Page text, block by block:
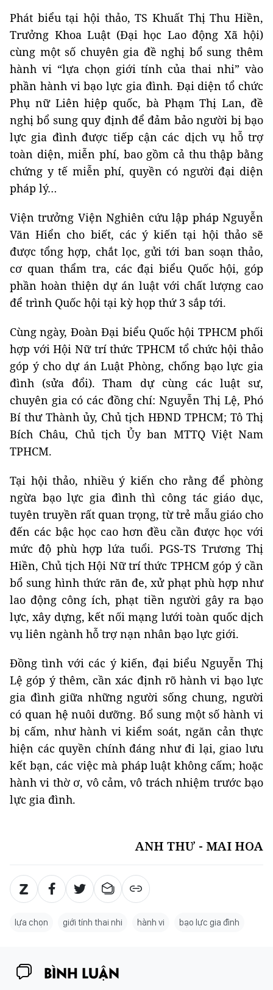
Phát biểu tại hội thảo, TS Khuất Thị Thu Hiền,
Trưởng Khoa Luật (Đại học Lao động Xã hội)
cùng một số chuyên gia đề nghị bổ sung thêm
hành vi “lựa chọn giới tính của thai nhi” vào
phần hành vi bạo lực gia đình. Đại diện tổ chức
Phụ nữ Liên hiệp quốc, bà Phạm Thị Lan, đề
nghị bổ sung quy định để đảm bảo người bị bạo
lực gia đình được tiếp cận các dịch vụ hỗ trợ
toàn diện, miễn phí, bao gồm cả thu thập bằng
chứng y tế miễn phí, quyền có người đại diện
pháp lý…
Viện trưởng Viện Nghiên cứu lập pháp Nguyễn
Văn Hiển cho biết, các ý kiến tại hội thảo sẽ
được tổng hợp, chắt lọc, gửi tới ban soạn thảo,
cơ quan thẩm tra, các đại biểu Quốc hội, góp
phần hoàn thiện dự án luật với chất lượng cao
để trình Quốc hội tại kỳ họp thứ 3 sắp tới.
Cùng ngày, Đoàn Đại biểu Quốc hội TPHCM phối
hợp với Hội Nữ trí thức TPHCM tổ chức hội thảo
góp ý cho dự án Luật Phòng, chống bạo lực gia
đình (sửa đổi). Tham dự cùng các luật sư,
chuyên gia có các đồng chí: Nguyễn Thị Lệ, Phó
Bí thư Thành ủy, Chủ tịch HĐND TPHCM; Tô Thị
Bích Châu, Chủ tịch Ủy ban MTTQ Việt Nam
TPHCM.
Tại hội thảo, nhiều ý kiến cho rằng để phòng
ngừa bạo lực gia đình thì công tác giáo dục,
tuyên truyền rất quan trọng, từ trẻ mẫu giáo cho
đến các bậc học cao hơn đều cần được học với
mức độ phù hợp lứa tuổi. PGS-TS Trương Thị
Hiền, Chủ tịch Hội Nữ trí thức TPHCM góp ý cần
bổ sung hình thức răn đe, xử phạt phù hợp như
lao động công ích, phạt tiền người gây ra bạo
lực, xây dựng, kết nối mạng lưới toàn quốc dịch
vụ liên ngành hỗ trợ nạn nhân bạo lực giới.
Đồng tình với các ý kiến, đại biểu Nguyễn Thị
Lệ góp ý thêm, cần xác định rõ hành vi bạo lực
gia đình giữa những người sống chung, người
có quan hệ nuôi dưỡng. Bổ sung một số hành vi
bị cấm, như hành vi kiểm soát, ngăn cản thực
hiện các quyền chính đáng như đi lại, giao lưu
kết bạn, các việc mà pháp luật không cấm; hoặc
hành vi thờ ơ, vô cảm, vô trách nhiệm trước bạo
lực gia đình.
ANH THƯ - MAI HOA
lựa chọn giới tính thai nhi hành vi bạo lực gia đình
BÌNH LUẬN